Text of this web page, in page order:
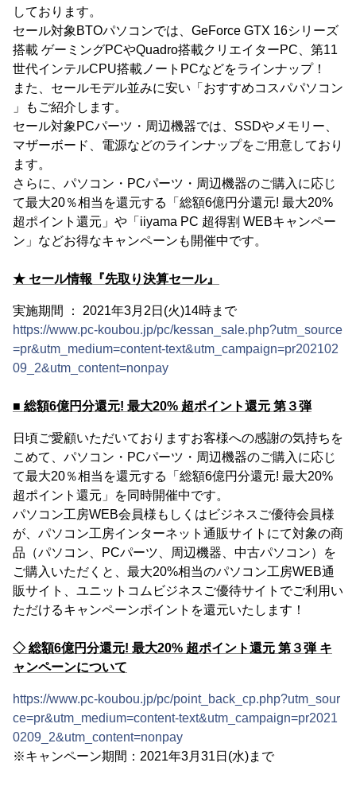
しております。
セール対象BTOパソコンでは、GeForce GTX 16シリーズ
搭載 ゲーミングPCやQuadro搭載クリエイターPC、第11
世代インテルCPU搭載ノートPCなどをラインナップ！
また、セールモデル並みに安い「おすすめコスパパソコン
」もご紹介します。
セール対象PCパーツ・周辺機器では、SSDやメモリー、
マザーボード、電源などのラインナップをご用意しており
ます。
さらに、パソコン・PCパーツ・周辺機器のご購入に応じ
て最大20％相当を還元する「総額6億円分還元! 最大20%
超ポイント還元」や「iiyama PC 超得割 WEBキャンペー
ン」などお得なキャンペーンも開催中です。
★ セール情報『先取り決算セール』
実施期間 ： 2021年3月2日(火)14時まで
https://www.pc-koubou.jp/pc/kessan_sale.php?utm_source
=pr&utm_medium=content-text&utm_campaign=pr202102
09_2&utm_content=nonpay
■ 総額6億円分還元! 最大20% 超ポイント還元 第３弾
日頃ご愛顧いただいておりますお客様への感謝の気持ちを
こめて、パソコン・PCパーツ・周辺機器のご購入に応じ
て最大20％相当を還元する「総額6億円分還元! 最大20%
超ポイント還元」を同時開催中です。
パソコン工房WEB会員様もしくはビジネスご優待会員様
が、パソコン工房インターネット通販サイトにて対象の商
品（パソコン、PCパーツ、周辺機器、中古パソコン）を
ご購入いただくと、最大20%相当のパソコン工房WEB通
販サイト、ユニットコムビジネスご優待サイトでご利用い
ただけるキャンペーンポイントを還元いたします！
◇ 総額6億円分還元! 最大20% 超ポイント還元 第３弾 キ
ャンペーンについて
https://www.pc-koubou.jp/pc/point_back_cp.php?utm_sour
ce=pr&utm_medium=content-text&utm_campaign=pr2021
0209_2&utm_content=nonpay
※キャンペーン期間：2021年3月31日(水)まで